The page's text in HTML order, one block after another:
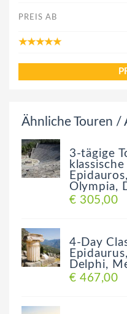
PREIS AB
Ähnliche Touren /
3-tägige
Olympia,
€ 305,00
4-Day
Delphi,
€ 467,00